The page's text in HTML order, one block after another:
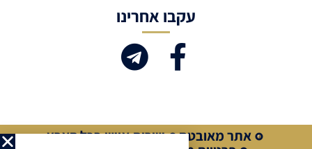
עקבו אחרינו
אתר מאובטח
שירות אישי בכל הארץ